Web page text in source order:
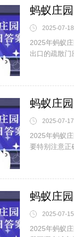
2025-07-
2025年蚂蚁
出口的疏散门
2025-07-
2025年蚂蚁
要特别注意正
2025-07-
2025年蚂蚁